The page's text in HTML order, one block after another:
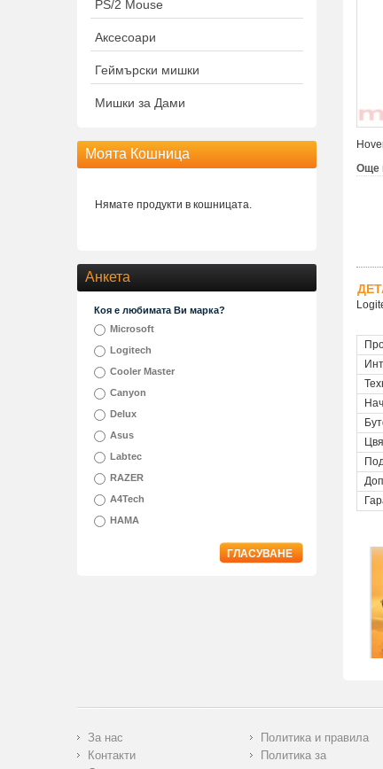
Още
PS/2 Mouse
Аксесоари
Геймърски мишки
Мишки за Дами
Моята Кошница
Нямате продукти в кошницата.
Анкета
Коя е любимата Ви марка?
Microsoft
Logitech
Cooler Master
Canyon
Delux
Asus
Labtec
RAZER
A4Tech
HAMA
ГЛАСУВАНЕ
За нас
Контакти
Политика и правила
Политика за